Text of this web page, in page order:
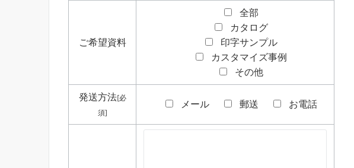
ご希望資料
全部
カタログ
印字サンプル
カスタマイズ事例
その他
発送方法[必
須]
メール 郵送 お電話